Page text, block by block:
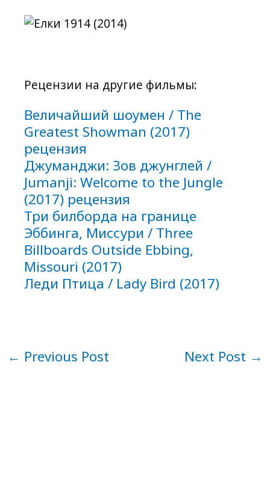
Рецензии на другие фильмы:
Величайший шоумен / The
Greatest Showman (2017)
рецензия
Джуманджи: Зов джунглей /
Jumanji: Welcome to the Jungle
(2017) рецензия
Три билборда на границе
Эббинга, Миссури / Three
Billboards Outside Ebbing,
Missouri (2017)
Леди Птица / Lady Bird (2017)
← Previous Post Next Post →